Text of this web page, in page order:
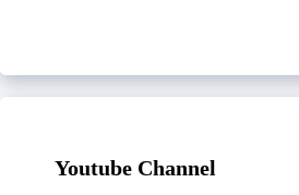
Youtube Channel